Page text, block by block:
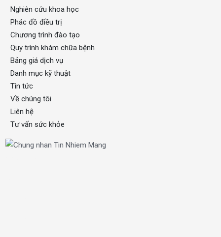
Nghiên cứu khoa học
Phác đồ điều trị
Chương trình đào tạo
Quy trình khám chữa bệnh
Bảng giá dịch vụ
Danh mục kỹ thuật
Tin tức
Về chúng tôi
Liên hệ
Tư vấn sức khỏe